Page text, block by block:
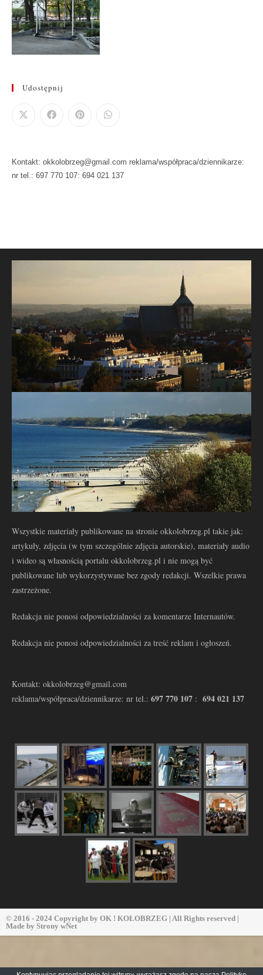
Udostępnij
Kontakt: okkolobrzeg@gmail.com reklama/współpraca/dziennikarze:
nr tel.: 697 770 107: 694 021 137
Wszystkie materiały publikowane na stronie okkolobrzeg.pl takie jak:
artykuły, zdjęcia (w tym szczególnie zdjęcia autorskie), materiały audio
i wideo są własnością portalu okkolobrzeg.pl i nie mogą być
publikowane lub wykorzystywane bez zgody redakcji. Wszelkie prawa
zastrzeżone.
Redakcja nie ponosi odpowiedzialności za komentarze Internautów.
Redakcja nie ponosi odpowiedzialności za treść reklam i ogłoszeń.
Kontakt: okkolobrzeg@gmail.com
reklama/współpraca/dziennikarze: nr tel.: 697 770 107 : 694 021 137
© 2016 - 2024 Copyright by OK ! KOŁOBRZEG | All Rights reserved |
Made by Strony wNet